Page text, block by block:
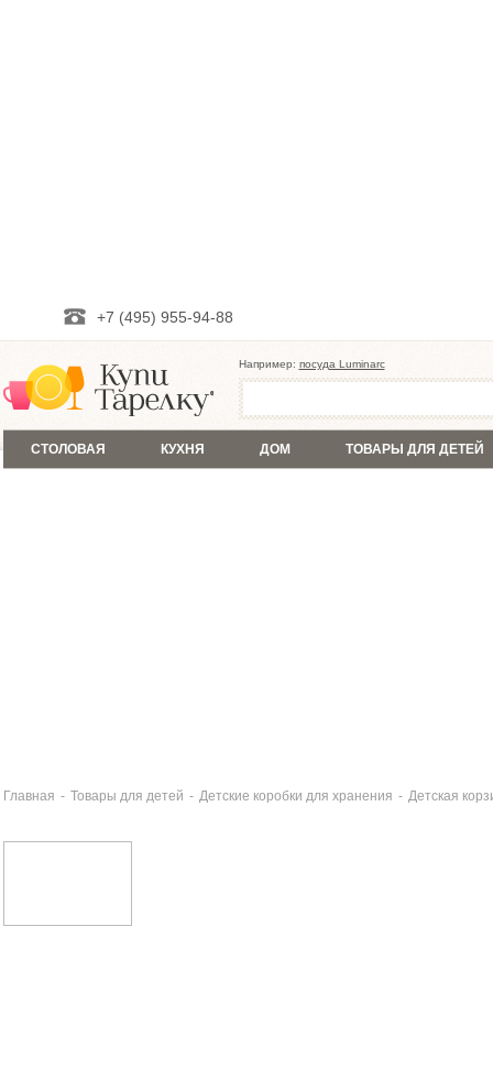
+7 (495) 955-94-88
Например: посуда Luminarc
СТОЛОВАЯ КУХНЯ ДОМ ТОВАРЫ ДЛЯ ДЕТЕЙ
Главная - Товары для детей - Детские коробки для хранения - Детская